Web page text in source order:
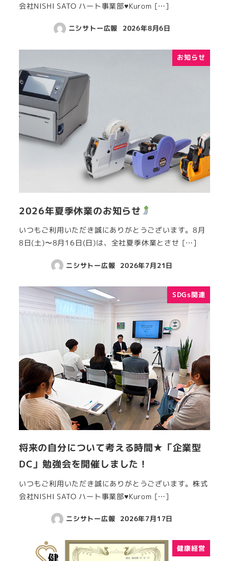
会社NISHI SATO ハート事業部♥Kurom […]
ニシサトー広報 2026年8月6日
お知らせ
2026年夏季休業のお知らせ
いつもご利用いただき誠にありがとうございます。8月
8日(土)〜8月16日(日)は、全社夏季休業とさせ […]
ニシサトー広報 2026年7月21日
SDGs関連
将来の自分について考える時間★「企業型
DC」勉強会を開催しました！
いつもご利用いただき誠にありがとうございます。株式
会社NISHI SATO ハート事業部♥Kurom […]
ニシサトー広報 2026年7月17日
健康経営